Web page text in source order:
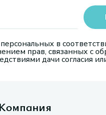
в
прав, связанных с
дачи согласия
Компания